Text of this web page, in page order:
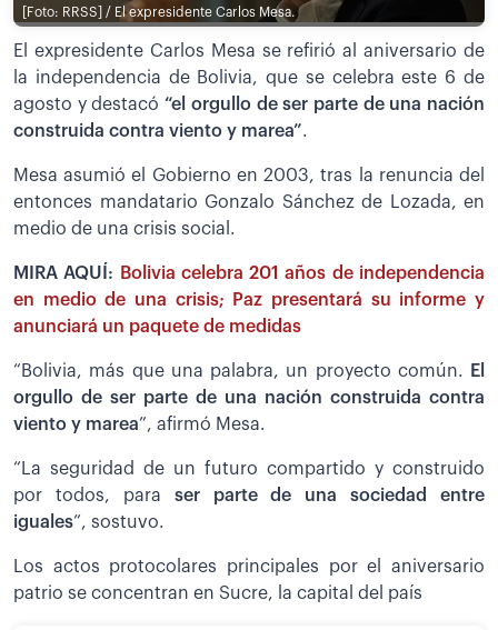
[Foto: RRSS] / El expresidente Carlos Mesa.
El expresidente Carlos Mesa se refirió al aniversario de
la independencia de Bolivia, que se celebra este 6 de
agosto y destacó“el orgullo de ser parte de una nación
construida contra viento y marea”.
Mesa asumió el Gobierno en 2003, tras la renuncia del
entonces mandatario Gonzalo Sánchez de Lozada, en
medio de una crisis social.
MIRA AQUÍ:
Bolivia celebra 201 años de independencia
en medio de una crisis; Paz presentará su informe y
anunciará un paquete de medidas
“Bolivia, más que una palabra, un proyecto común.
El
orgullo de ser parte de una nación construida contra
viento y marea”, afirmó Mesa.
“La seguridad de un futuro compartido y construido
por todos, para ser parte de una sociedad entre
iguales”, sostuvo.
Los actos protocolares principales por el aniversario
patrio se concentran en Sucre, la capital del país